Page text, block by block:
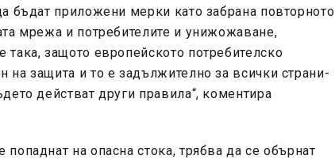
бъдат приложени мерки като забрана повторното
мрежа и потребителите и унижожаване,
защото европейското потребителско
на защита и то е задължително за всички страни-
действат други правила“, коментира
попаднат на опасна стока, трябва да се обърнат